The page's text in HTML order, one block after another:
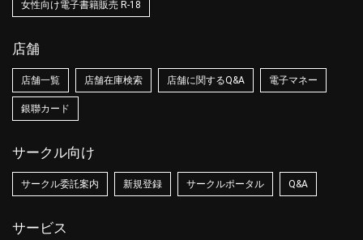
女性向け電子書籍販売 R-18
店舗
店舗一覧 店舗在庫検索 店舗に関するQ&A 電子マネー
銀聯カード
サークル向け
サークル委託案内 新規登録 サークルポータル Q&A
サービス